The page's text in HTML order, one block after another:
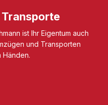
ist Ihr Eigentum auch
und Transporten
Händen.